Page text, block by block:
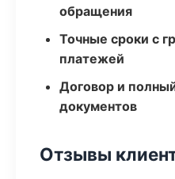
обращения
Точные сроки с
платежей
Договор и
документов
Отзывы